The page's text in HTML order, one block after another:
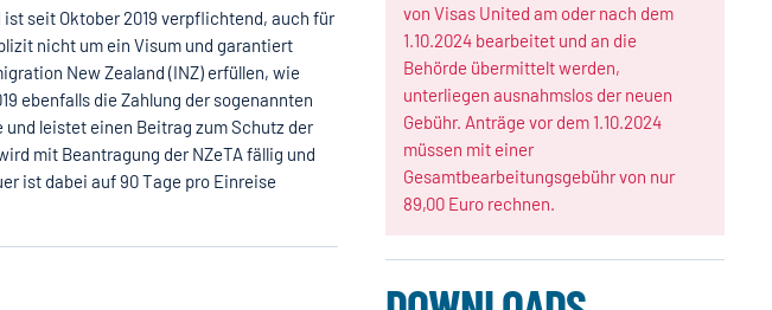
seit Oktober 2019 verpflichtend, auch für
nicht um ein Visum und garantiert
New Zealand (INZ) erfüllen, wie
ebenfalls die Zahlung der sogenannten
leistet einen Beitrag zum Schutz der
mit Beantragung der NZeTA fällig und
ist dabei auf 90 Tage pro Einreise
von Visas United am oder nach dem
1.10.2024 bearbeitet und an die
Behörde übermittelt werden,
unterliegen ausnahmslos der neuen
Gebühr. Anträge vor dem 1.10.2024
müssen mit einer
Gesamtbearbeitungsgebühr von nur
89,00 Euro rechnen.